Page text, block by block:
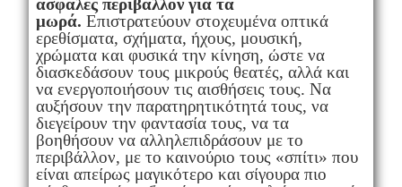
ασφαλές περιβάλλον για τα
μωρά. Επιστρατεύουν στοχευμένα οπτικά
ερεθίσματα, σχήματα, ήχους, μουσική,
χρώματα και φυσικά την κίνηση, ώστε να
διασκεδάσουν τους μικρούς θεατές, αλλά και
να ενεργοποιήσουν τις αισθήσεις τους. Να
αυξήσουν την παρατηρητικότητά τους, να
διεγείρουν την φαντασία τους, να τα
βοηθήσουν να αλληλεπιδράσουν με το
περιβάλλον, με το καινούριο τους «σπίτι» που
είναι απείρως μαγικότερο και σίγουρα πιο